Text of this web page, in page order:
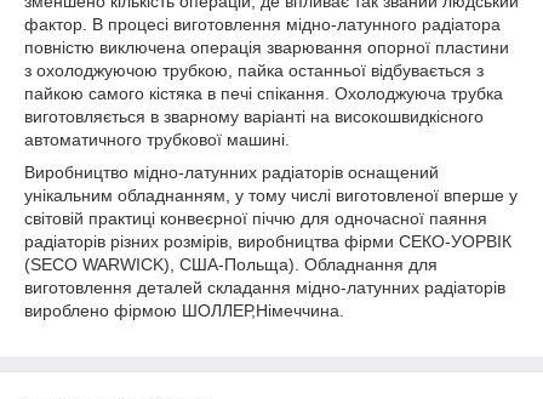
фактор. В процесі виготовлення мідно-латунного радіатора
повністю виключена операція зварювання опорної пластини
з охолоджуючою трубкою, пайка останньої відбувається з
пайкою самого кістяка в печі спікання. Охолоджуюча трубка
виготовляється в зварному варіанті на високошвидкісного
автоматичного трубкової машині.
Виробництво мідно-латунних радіаторів оснащений
унікальним обладнанням, у тому числі виготовленої вперше у
світовій практиці конвеєрної піччю для одночасної паяння
радіаторів різних розмірів, виробництва фірми СЕКО-УОРВІК
(SECO WARWICK), США-Польща). Обладнання для
виготовлення деталей складання мідно-латунних радіаторів
вироблено фірмою ШОЛЛЕР,Німеччина.